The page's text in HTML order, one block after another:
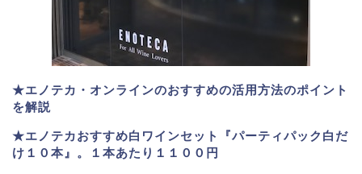
★エノテカ・オンラインのおすすめの活用方法のポイント
を解説
★エノテカおすすめ白ワインセット『パーティパック白だ
け１０本』。１本あたり１１００円